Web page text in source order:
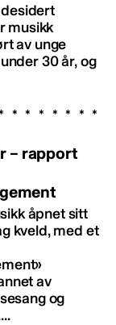
musikk
av unge
30 år, og
– rapport
åpnet sitt
kveld, med et
av
og